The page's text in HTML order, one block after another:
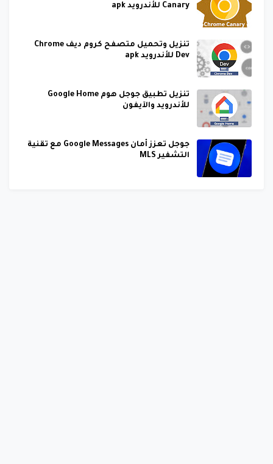
Canary للأندرويد apk
تنزيل وتحميل متصفح كروم ديف Chrome
Dev للأندرويد apk
تنزيل تطبيق جوجل هوم Google Home
للأندرويد والآيفون
جوجل تعزز أمان Google Messages مع تقنية
التشفير MLS